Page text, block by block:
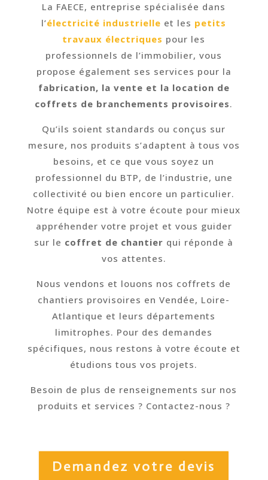
La FAECE, entreprise spécialisée dans
l’électricité industrielle et les petits
travaux électriques pour les
professionnels de l’immobilier, vous
propose également ses services pour la
fabrication, la vente et la location de
coffrets de branchements provisoires.
Qu’ils soient standards ou conçus sur
mesure, nos produits s’adaptent à tous vos
besoins, et ce que vous soyez un
professionnel du BTP, de l’industrie, une
collectivité ou bien encore un particulier.
Notre équipe est à votre écoute pour mieux
appréhender votre projet et vous guider
sur le coffret de chantier qui réponde à
vos attentes.
Nous vendons et louons nos coffrets de
chantiers provisoires en Vendée, Loire-
Atlantique et leurs départements
limitrophes. Pour des demandes
spécifiques, nous restons à votre écoute et
étudions tous vos projets.
Besoin de plus de renseignements sur nos
produits et services ? Contactez-nous ?
Demandez votre devis